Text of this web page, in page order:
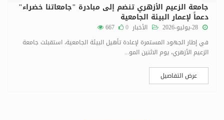
جامعة الزعيم الأزهري تنضم إلى مبادرة "جامعاتنا خضراء"
دعماً لإعمار البيئة الجامعية
الأخبار 0
667
في إطار الجهود المستمرة لإعادة تأهيل البيئة الجامعية، استقبلت جامعة
الزعيم الأزهري، يوم الاثنين المو...
عرض التفاصيل